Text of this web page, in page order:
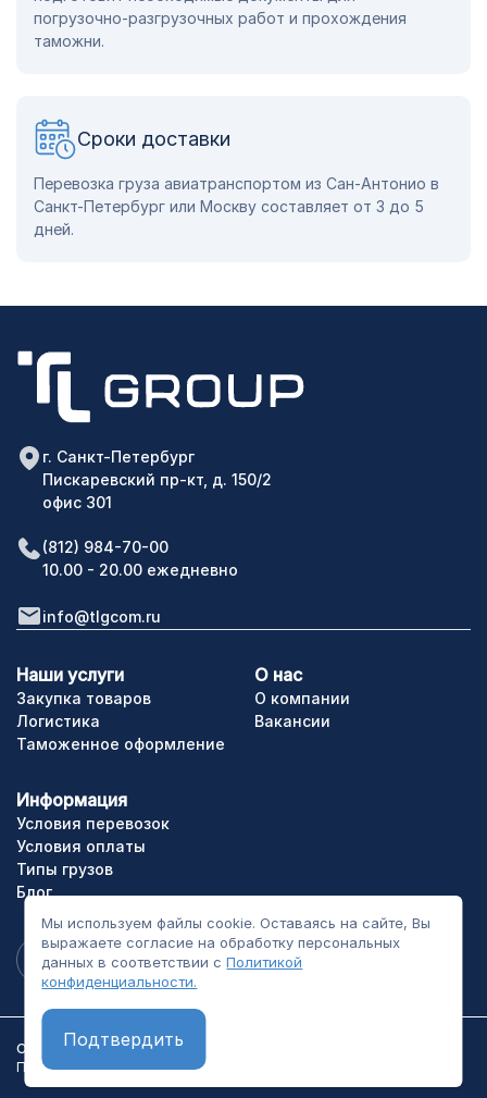
погрузочно-разгрузочных работ и прохождения
таможни.
Сроки доставки
Перевозка груза авиатранспортом из Сан-Антонио в
Санкт-Петербург или Москву составляет от 3 до 5
дней.
Мы используем файлы cookie. Оставаясь на сайте, Вы
выражаете согласие на обработку персональных
данных в соответствии сПолитикой
конфиденциальности.
Подтвердить
г. Санкт-Петербург
Пискаревский пр-кт, д. 150/2
офис 301
(812) 984-70-00
10.00 - 20.00 ежедневно
info@tlgcom.ru
Закупка товаров
Наши услуги
Логистика
Таможенное оформление
О нас
О компании
Вакансии
Информация
Условия перевозок
Условия оплаты
Типы грузов
Блог
ООО «ТЛГрупп». Все права сайта защищены.
Политика конфиденциальности